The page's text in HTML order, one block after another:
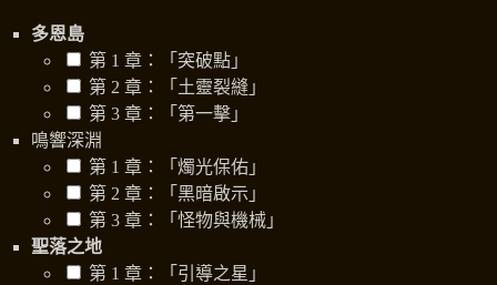
多恩島
第 1 章：「突破點」
第 2 章：「土靈裂縫」
第 3 章：「第一擊」
鳴響深淵
第 1 章：「燭光保佑」
第 2 章：「黑暗啟示」
第 3 章：「怪物與機械」
聖落之地
第 1 章：「引導之星」